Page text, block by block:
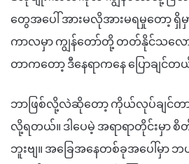
တွေအပေါ် အားမလိုအားမရမှုတော့ ရှိမှာ
ကာလမှာ ကျွန်တော်တို့ တတ်နိုင်သလ
တာကတော့ ဒီနေရာကနေ ပြောချင်တ
ဘာဖြစ်လို့လဲဆိုတော့ ကိုယ်လုပ်ချင်
လို့ရတယ်။ ဒါပေမဲ့ အရာရာတိုင်းမှာ
ဘူးဗျ။ အခြေအနေတစ်ခုအပေါ်မှာ